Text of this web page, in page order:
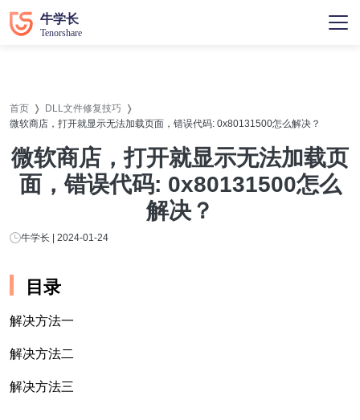
首页
DLL文件修复技巧
微软商店，打开就显示无法加载页面，错误代码: 0x80131500怎么解决？
微软商店，打开就显示无法加载页
面，错误代码: 0x80131500怎么
解决？
牛学长 | 2024-01-24
目录
解决方法一
解决方法二
解决方法三